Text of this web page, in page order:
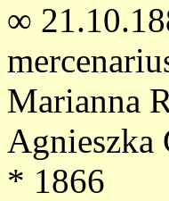
∞
Marianna
Agnieszka
* 1866